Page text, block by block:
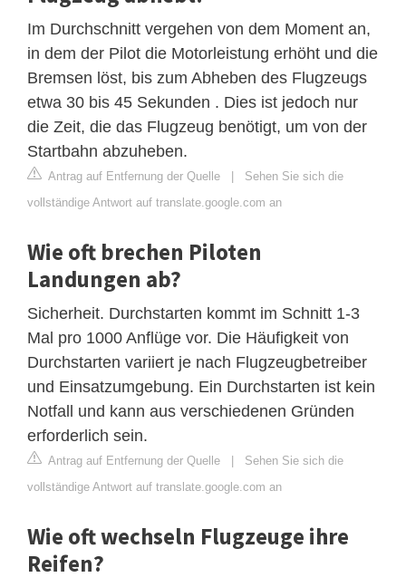
Im Durchschnitt vergehen von dem Moment an,
in dem der Pilot die Motorleistung erhöht und die
Bremsen löst, bis zum Abheben des Flugzeugs
etwa 30 bis 45 Sekunden . Dies ist jedoch nur
die Zeit, die das Flugzeug benötigt, um von der
Startbahn abzuheben.
Antrag auf Entfernung der Quelle | Sehen Sie sich die
vollständige Antwort auf translate.google.com an
Wie oft brechen Piloten
Landungen ab?
Sicherheit. Durchstarten kommt im Schnitt 1-3
Mal pro 1000 Anflüge vor. Die Häufigkeit von
Durchstarten variiert je nach Flugzeugbetreiber
und Einsatzumgebung. Ein Durchstarten ist kein
Notfall und kann aus verschiedenen Gründen
erforderlich sein.
Antrag auf Entfernung der Quelle | Sehen Sie sich die
vollständige Antwort auf translate.google.com an
Wie oft wechseln Flugzeuge ihre
Reifen?